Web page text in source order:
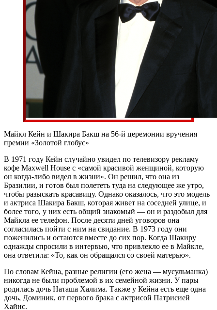
Майкл Кейн и Шакира Бакш на 56-й церемонии вручения
премии «Золотой глобус»
В 1971 году Кейн случайно увидел по телевизору рекламу
кофе Maxwell House с «самой красивой женщиной, которую
он когда-либо видел в жизни». Он решил, что она из
Бразилии, и готов был полететь туда на следующее же утро,
чтобы разыскать красавицу. Однако оказалось, что это модель
и актриса Шакира Бакш, которая живет на соседней улице, и
более того, у них есть общий знакомый — он и раздобыл для
Майкла ее телефон. После десяти дней уговоров она
согласилась пойти с ним на свидание. В 1973 году они
поженились и остаются вместе до сих пор. Когда Шакиру
однажды спросили в интервью, что привлекло ее в Майкле,
она ответила: «То, как он обращался со своей матерью».
По словам Кейна, разные религии (его жена — мусульманка)
никогда не были проблемой в их семейной жизни. У пары
родилась дочь Наташа Халима. Также у Кейна есть еще одна
дочь, Доминик, от первого брака с актрисой Патрисией
Хайнс.